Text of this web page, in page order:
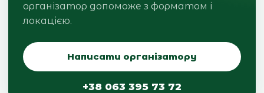
організатор допоможе з форматом і
локацією.
Написати організатору
+38 063 395 73 72